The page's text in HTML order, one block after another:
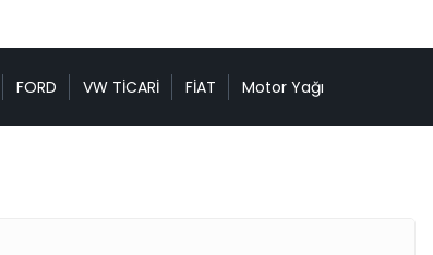
FORD VW TİCARİ FİAT Motor Yağı